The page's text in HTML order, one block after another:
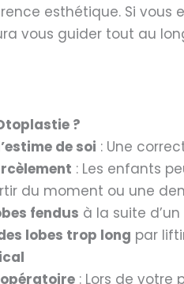
esthétique. Si
vous guider tout au
?
de soi : Une
: Les enfants
du moment ou une
fendus à la suite
lobes trop long par
: Lors de votre